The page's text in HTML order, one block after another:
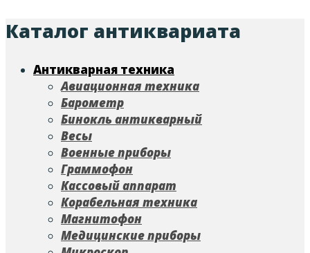
Каталог антиквариата
Антикварная техника
Авиационная техника
Барометр
Бинокль антикварный
Весы
Военные приборы
Граммофон
Кассовый аппарат
Корабельная техника
Магнитофон
Медицинские приборы